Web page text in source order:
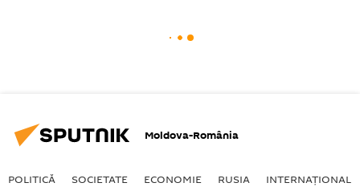
Moldova-România
POLITICĂ SOCIETATE ECONOMIE RUSIA INTERNAŢIONAL